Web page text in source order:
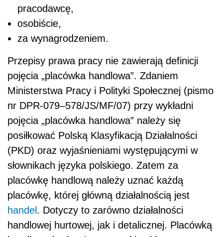
pracodawcę,
osobiście,
za wynagrodzeniem.
Przepisy prawa pracy nie zawierają definicji
pojęcia „placówka handlowa”. Zdaniem
Ministerstwa Pracy i Polityki Społecznej (pismo
nr DPR-079–578/JS/MF/07) przy wykładni
pojęcia „placówka handlowa” należy się
posiłkować Polską Klasyfikacją Działalności
(PKD) oraz wyjaśnieniami występującymi w
słownikach języka polskiego. Zatem za
placówkę handlową należy uznać każdą
placówkę, której główną działalnością jest
handel . Dotyczy to zarówno działalności
handlowej hurtowej, jak i detalicznej. Placówką